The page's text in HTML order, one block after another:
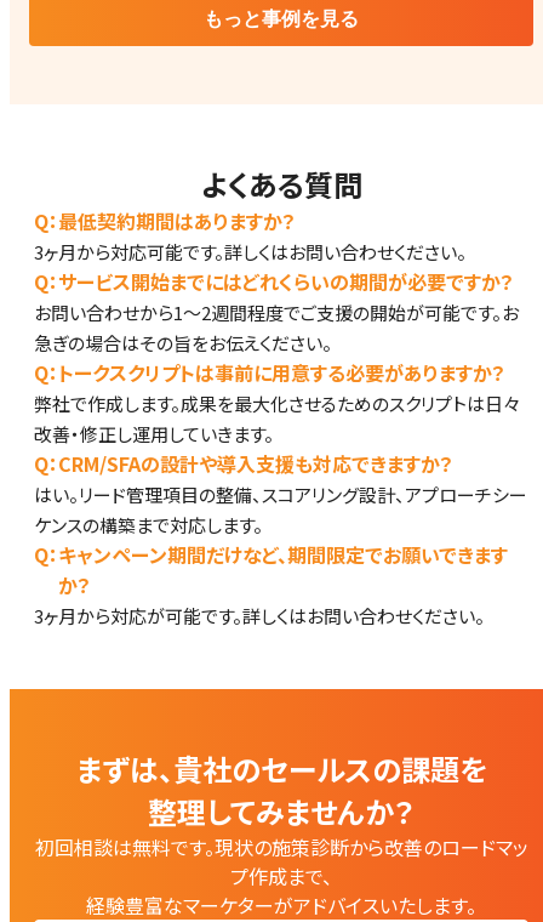
もっと事例を見る
よくある質問
Q：最低契約期間はありますか？
3ヶ月から対応可能です。詳しくはお問い合わせください。
Q：サービス開始までにはどれくらいの期間が必要ですか？
お問い合わせから1～2週間程度でご支援の開始が可能です。お
急ぎの場合はその旨をお伝えください。
Q： トークスクリプトは事前に用意する必要がありますか？
弊社で作成します。成果を最大化させるためのスクリプトは日々
改善・修正し運用していきます。
Q：CRM/SFAの設計や導入支援も対応できますか？
はい。リード管理項目の整備、スコアリング設計、アプローチシー
ケンスの構築まで対応します。
Q：キャンペーン期間だけなど、期間限定でお願いできます
か？
3ヶ月から対応が可能です。詳しくはお問い合わせください。
まずは、貴社のセールスの課題を
整理してみませんか？
初回相談は無料です。現状の施策診断から改善のロードマッ
プ作成まで、
経験豊富なマーケターがアドバイスいたします。